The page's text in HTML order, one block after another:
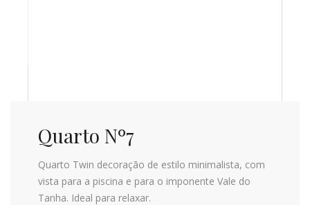
Quarto Nº7
Quarto Twin decoração de estilo minimalista, com
vista para a piscina e para o imponente Vale do
Tanha. Ideal para relaxar.